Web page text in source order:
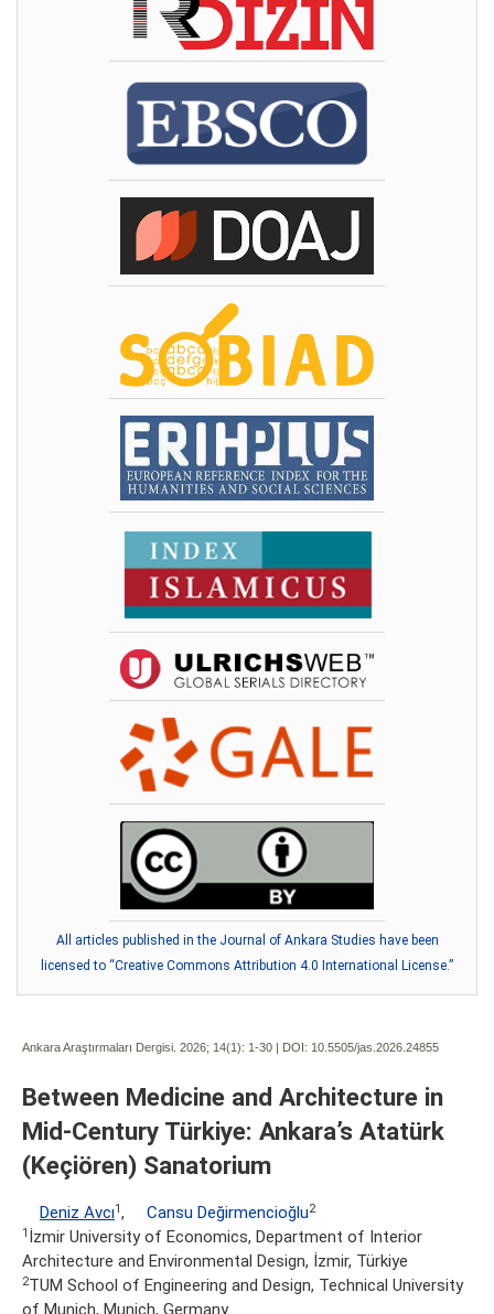
All articles published in the Journal of Ankara Studies have been
licensed to “Creative Commons Attribution 4.0 International License.”
Ankara Araştırmaları Dergisi. 2026; 14(1): 1-30 | DOI: 10.5505/jas.2026.24855
Between Medicine and Architecture in
Mid-Century Türkiye: Ankara’s Atatürk
(Keçiören) Sanatorium
Deniz Avcı1, Cansu Değirmencioğlu2
1 İzmir University of Economics, Department of Interior
Architecture and Environmental Design, İzmir, Türkiye
2TUM School of Engineering and Design, Technical University
of Munich, Munich, Germany